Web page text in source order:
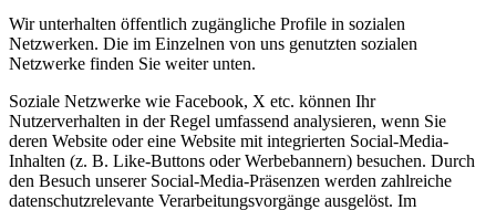
Wir unterhalten öffentlich zugängliche Profile in sozialen
Netzwerken. Die im Einzelnen von uns genutzten sozialen
Netzwerke finden Sie weiter unten.
Soziale Netzwerke wie Facebook, X etc. können Ihr
Nutzerverhalten in der Regel umfassend analysieren, wenn Sie
deren Website oder eine Website mit integrierten Social-Media-
Inhalten (z. B. Like-Buttons oder Werbebannern) besuchen. Durch
den Besuch unserer Social-Media-Präsenzen werden zahlreiche
datenschutzrelevante Verarbeitungsvorgänge ausgelöst. Im